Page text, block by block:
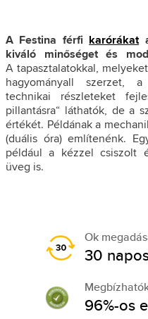
A Festina férfi karórákat
kiváló minőséget és
A tapasztalatokkal,
hagyományall szerzet,
technikai részleteket
pillantásra“ láthatók, de a
értékét. Példának a
(duális óra) említenénk.
például a kézzel csiszolt
üveg is.
Ok
30
96%-os